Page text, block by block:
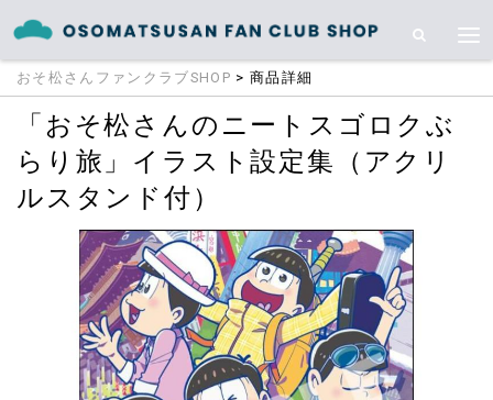
おそ松さんファンクラブSHOP > 商品詳細
「おそ松さんのニートスゴロクぶ
らり旅」イラスト設定集（アクリ
ルスタンド付）